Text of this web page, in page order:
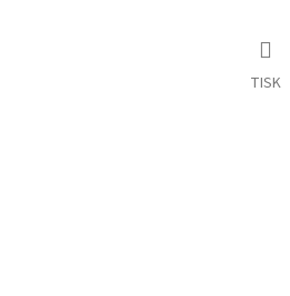
TISK